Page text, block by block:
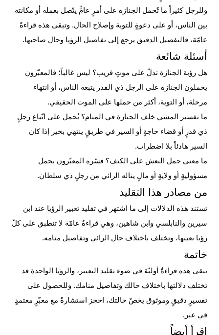
وللرجل كثيراً ما تُحمل الجنازة على أمرٍ عامٍّ يتّصل بعمله أو مكانته
بين الناس، أو على دعوةٍ للتوبة وإصلاح الحال. وتبقى هذه قراءةً
عامّة، فالتفصيل الدقيق يرجع إلى تفاصيل الرؤيا وحال صاحبها.
أسئلة شائعة
هل رؤية الجنازة تدلّ على موتٍ قريب؟ ليس غالباً؛ فالمعبّرون
يحملون الجنازة على الرجل ذي القدر يتبعه الناس، أو انتهاء
مرحلة، أو التوبة، أكثر من حملها على الموت الحقيقي.
ما تفسير المشي خلف الجنازة في المنام؟ يُحمل على اتّباع رجلٍ
ذي قدرٍ أو قضاء حاجةٍ أو السير في طريقٍ ينتهي بخير إذا كان
السير هادئاً بلا اضطراب.
ما معنى حمل النعش على الكتف؟ فسّره المعبّرون بحمل
مسؤوليةٍ أو ولايةٍ أو مالٍ يناله الرائي من رجلٍ ذي سلطان.
من مصادر هذا التقليد
تستند هذه الدلالات إلى ما اشتهر في تقليد تعبير الرؤيا عند ابن
سيرين والنابلسي وابن شاهين، وهي قراءةٌ عامّة لا تنطبق على كلّ
رؤيا بعينها، وتختلف باختلاف حال الرائي وتفاصيل منامه.
خاتمة
تبقى هذه قراءةٌ أوليّة في ضوء تقليد التعبير، والرؤيا الواحدة قد
تختلف دلالتها باختلاف حالك وتفاصيل منامك. وللحصول على
تفسيرٍ دقيقٍ وموثوق يخصّ حالتك، احجز استشارةً مع معبّرٍ معتمدٍ
في عبر .
اقرأ أيضاً